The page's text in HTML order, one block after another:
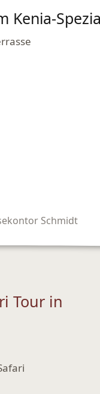
Schmidt
Tour in